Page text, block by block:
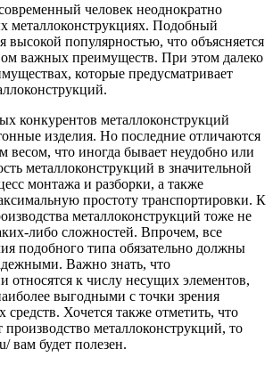
человек неоднократно
металлоконструкциях. Подобный
высокой популярностью, что объясняется
важных преимуществ. При этом далеко
которые предусматривает
конкурентов металлоконструкций
изделия. Но последние отличаются
весом, что иногда бывает неудобно или
металлоконструкций в значительной
монтажа и разборки, а также
простоту транспортировки. К
металлоконструкций тоже не
либо сложностей. Впрочем, все
подобного типа обязательно должны
Важно знать, что
относятся к числу несущих элементов,
выгодными с точки зрения
Хочется также отметить, что
производство металлоконструкций, то
вам будет полезен.